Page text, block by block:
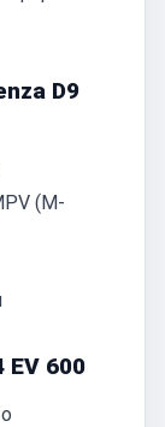
D9
(M-
EV 600